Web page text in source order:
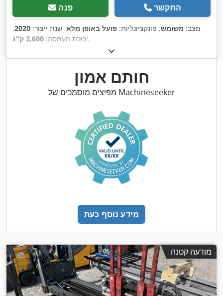
פנה התקשר
מצב: משומש, פונקציונליות: פועל באופן מלא, שנת ייצור: 2020
,
יכולת העמסה: 2,600 ק"ג ,
חותם אמון
מפיצים מוסמכים של Machineseeker
מידע נוסף כעת
מודעה קטנה